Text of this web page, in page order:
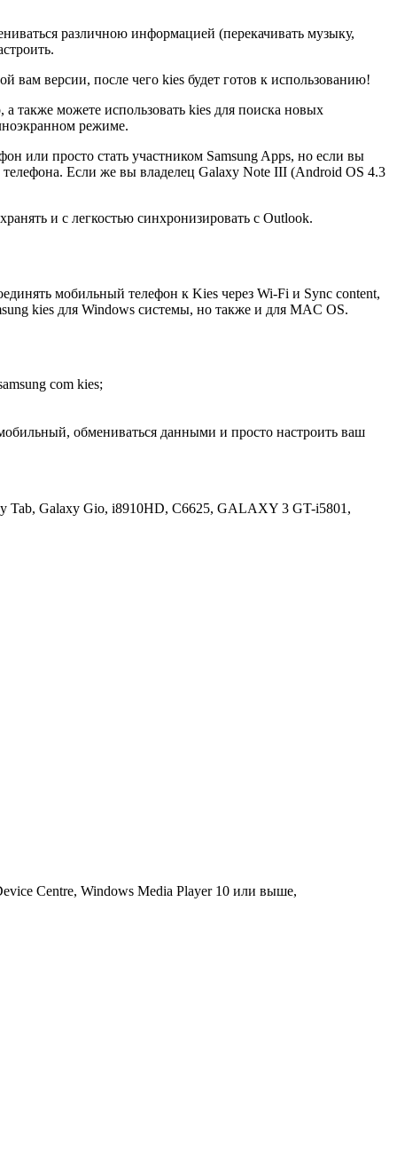
различною информацией (перекачивать музыку,
версии, после чего kies будет готов к использованию!
также можете использовать kies для поиска новых
режиме.
или просто стать участником Samsung Apps, но если вы
телефона. Если же вы владелец Galaxy Note III (Android OS 4.3
и с легкостью синхронизировать с Outlook.
мобильный телефон к Kies через Wi-Fi и Sync content,
kies для Windows системы, но также и для MAC OS.
com kies;
обмениваться данными и просто настроить ваш
Tab, Galaxy Gio, i8910HD, C6625, GALAXY 3 GT-i5801,
Centre, Windows Media Player 10 или выше,